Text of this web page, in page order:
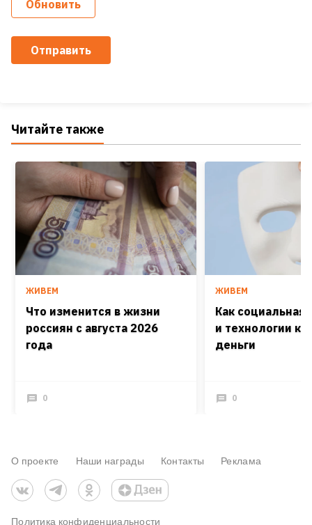
Обновить
Отправить
Читайте также
ЖИВЕМ
Что изменится в жизни
россиян с августа 2026
года
0
ЖИВЕМ
Как
и технологии
деньги
0
О проекте Наши награды Контакты Реклама
Политика конфиденциальности